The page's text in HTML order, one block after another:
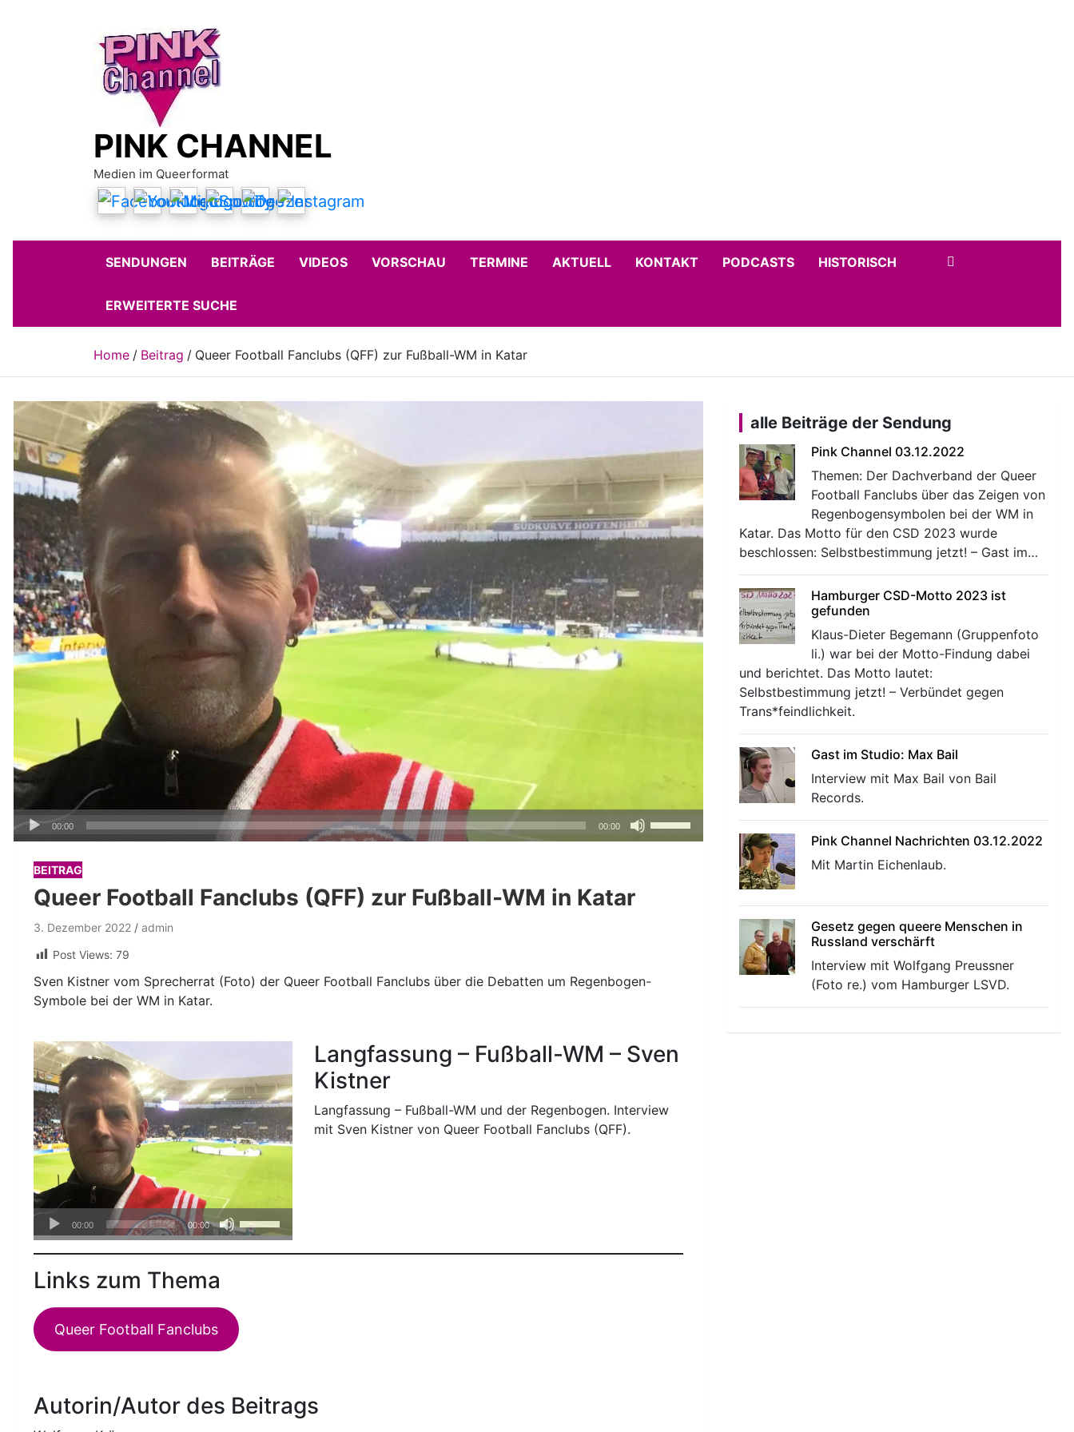
PINK CHANNEL
Medien im Queerformat
SENDUNGEN BEITRÄGE VIDEOS VORSCHAU TERMINE AKTUELL KONTAKT PODCASTS HISTORISCH
ERWEITERTE SUCHE
Home Beitrag Queer Football Fanclubs (QFF) zur Fußball-WM in Katar
Audio-
Player
00:00 00:00
BEITRAG
Queer Football Fanclubs (QFF) zur Fußball-WM in Katar
3. Dezember 2022
admin
Post Views: 79
Sven Kistner vom Sprecherrat (Foto) der Queer Football Fanclubs über die Debatten um Regenbogen-
Symbole bei der WM in Katar.
Audio-
Player
00:00 00:00
Hoch/Runter
benutzen,
zu
Langfassung – Fußball-WM – Sven
Kistner
Langfassung – Fußball-WM und der Regenbogen. Interview
mit Sven Kistner von Queer Football Fanclubs (QFF).
Links zum Thema
Queer Football Fanclubs
Autorin/Autor des Beitrags
alle Beiträge der Sendung
Pink Channel 03.12.2022
Themen: Der Dachverband der Queer
Football Fanclubs über das Zeigen von
Regenbogensymbolen bei der WM in
Katar. Das Motto für den CSD 2023 wurde
beschlossen: Selbstbestimmung jetzt! – Gast im…
Hamburger CSD-Motto 2023 ist
gefunden
Klaus-Dieter Begemann (Gruppenfoto
li.) war bei der Motto-Findung dabei
und berichtet. Das Motto lautet:
Selbstbestimmung jetzt! – Verbündet gegen
Trans*feindlichkeit.
Gast im Studio: Max Bail
Interview mit Max Bail von Bail
Records.
Pink Channel Nachrichten 03.12.2022
Mit Martin Eichenlaub.
Gesetz gegen queere Menschen in
Russland verschärft
Interview mit Wolfgang Preussner
(Foto re.) vom Hamburger LSVD.